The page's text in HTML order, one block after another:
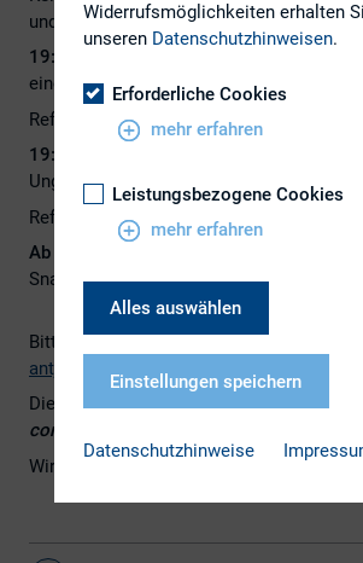
und Alexander Schmidt (Gauly Advisors)
19:05 – 19:35 Uhr
einem Cyber Incident – ein
Referent: Marcus Brans, Gauly Advisors
19:35
Unglück kommt selten allein
Referentin: Dr. Katharina Stüber,
Ab 20 Uhr
Snacks
Bitte melden Sie sich bis zum
antje.kelbert@hornbach.com
Die Teilnehmerzahl ist begrenzt. Es gilt
come, first serve
Wir freuen uns, Sie im Mai in Frankfurt
Widerrufsmöglichkeiten erhalten
unseren Datenschutzhinweisen.
Erforderliche Cookies
mehr erfahren
Leistungsbezogene Cookies
mehr erfahren
Alles auswählen
Einstellungen speichern
Datenschutzhinweise